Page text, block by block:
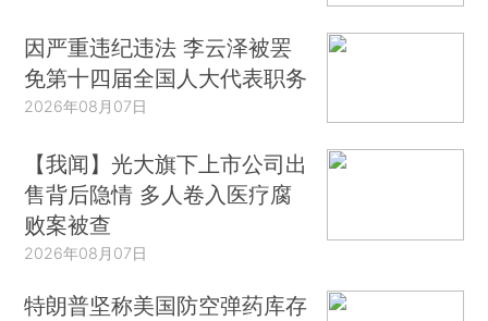
因严重违纪违法 李云泽被罢
免第十四届全国人大代表职务
2026年08月07日
【我闻】光大旗下上市公司出
售背后隐情 多人卷入医疗腐
败案被查
2026年08月07日
特朗普坚称美国防空弹药库存